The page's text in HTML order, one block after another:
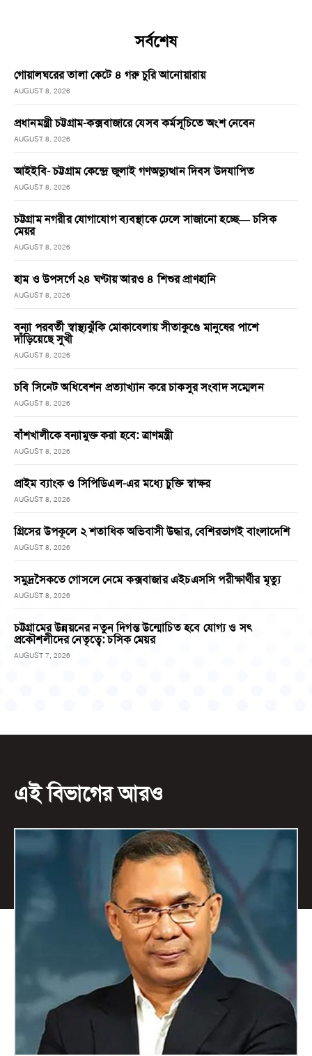
সর্বশেষ
গোয়ালঘরের তালা কেটে ৪ গরু চুরি আনোয়ারায়
AUGUST 8, 2026
প্রধানমন্ত্রী চট্টগ্রাম-কক্সবাজারে যেসব কর্মসূচিতে অংশ নেবেন
AUGUST 8, 2026
আইইবি- চট্টগ্রাম কেন্দ্রে জুলাই গণঅভ্যুত্থান দিবস উদযাপিত
AUGUST 8, 2026
চট্টগ্রাম নগরীর যোগাযোগ ব্যবস্থাকে ঢেলে সাজানো হচ্ছে— চসিক
মেয়র
AUGUST 8, 2026
হাম ও উপসর্গে ২৪ ঘণ্টায় আরও ৪ শিশুর প্রাণহানি
AUGUST 8, 2026
বন্যা পরবর্তী স্বাস্থ্যঝুঁকি মোকাবেলায় সীতাকুণ্ডে মানুষের পাশে
দাঁড়িয়েছে সুখী
AUGUST 8, 2026
চবি সিনেট অধিবেশন প্রত্যাখ্যান করে চাকসুর সংবাদ সম্মেলন
AUGUST 8, 2026
বাঁশখালীকে বন্যামুক্ত করা হবে: ত্রাণমন্ত্রী
AUGUST 8, 2026
প্রাইম ব্যাংক ও সিপিডিএল-এর মধ্যে চুক্তি স্বাক্ষর
AUGUST 8, 2026
গ্রিসের উপকূলে ২ শতাধিক অভিবাসী উদ্ধার, বেশিরভাগই বাংলাদেশি
AUGUST 8, 2026
সমুদ্রসৈকতে গোসলে নেমে কক্সবাজার এইচএসসি পরীক্ষার্থীর মৃত্যু
AUGUST 8, 2026
চট্টগ্রামের উন্নয়নের নতুন দিগন্ত উন্মোচিত হবে যোগ্য ও সৎ
প্রকৌশলীদের নেতৃত্বে: চসিক মেয়র
AUGUST 7, 2026
এই বিভাগের আরও